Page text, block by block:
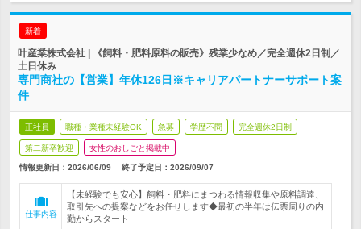
新着
叶産業株式会社 | 《飼料・肥料原料の販売》残業少なめ／完全週休2日制／
土日休み
専門商社の【営業】年休126日※キャリアパートナーサポート案
件
正社員 職種・業種未経験OK 急募 学歴不問 完全週休2日制
第二新卒歓迎 女性のおしごと掲載中
情報更新日：2026/06/09 終了予定日： 2026/09/07
仕事内容
【未経験でも安心】飼料・肥料にまつわる情報収集や原料調達、
取引先への提案などをお任せします◆最初の半年は伝票周りの内
勤からスタート